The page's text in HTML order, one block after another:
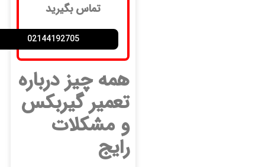
تماس بگیرید
02144192705
همه چیز درباره
تعمیر گیربکس
و مشکلات
رایج